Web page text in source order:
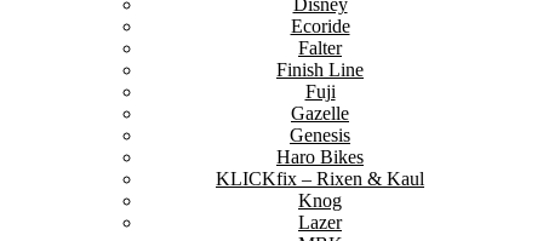
Disney
Ecoride
Falter
Finish Line
Fuji
Gazelle
Genesis
Haro Bikes
KLICKfix – Rixen & Kaul
Knog
Lazer